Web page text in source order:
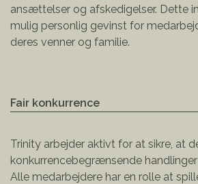
ansættelser og afskedigelser. Dette
mulig personlig gevinst for
deres venner og familie.
Fair konkurrence
Trinity arbejder aktivt for at sikre, at
konkurrencebegrænsende
Alle medarbejdere har en rolle at